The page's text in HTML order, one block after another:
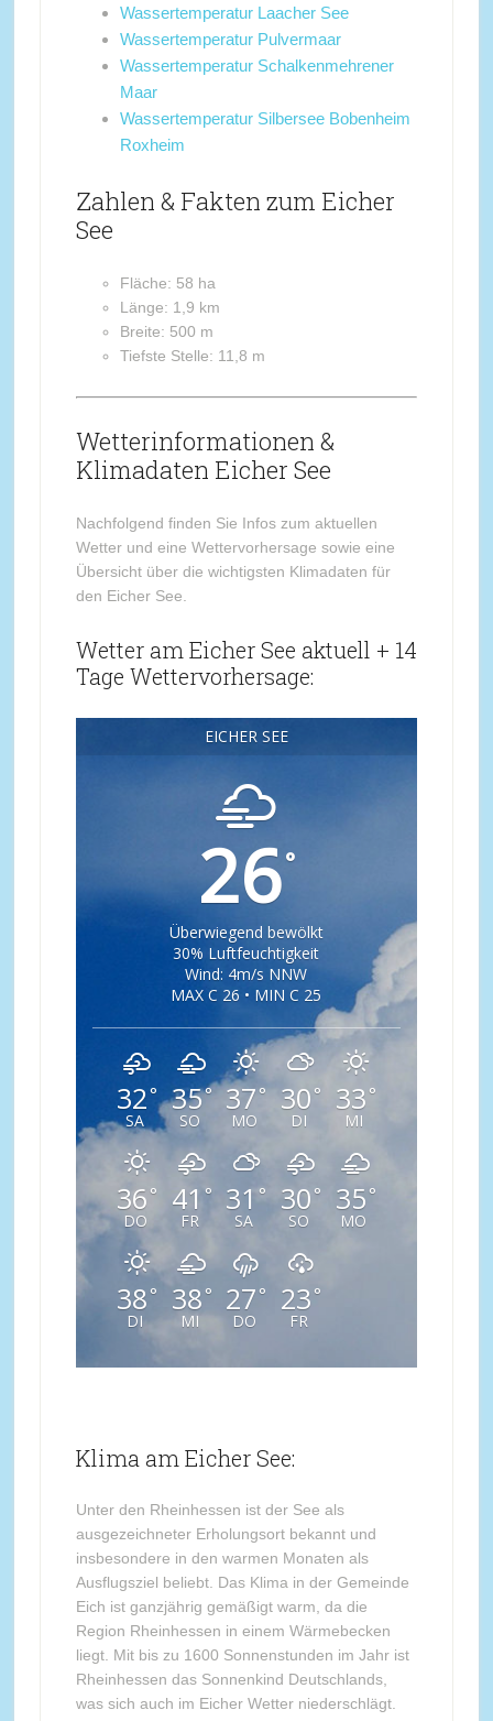
Wassertemperatur Laacher See
Wassertemperatur Pulvermaar
Wassertemperatur Schalkenmehrener
Maar
Wassertemperatur Silbersee Bobenheim
Roxheim
Zahlen & Fakten zum Eicher
See
Fläche: 58 ha
Länge: 1,9 km
Breite: 500 m
Tiefste Stelle: 11,8 m
Wetterinformationen &
Klimadaten Eicher See
Nachfolgend finden Sie Infos zum aktuellen
Wetter und eine Wettervorhersage sowie eine
Übersicht über die wichtigsten Klimadaten für
den Eicher See.
Wetter am Eicher See aktuell + 14
Tage Wettervorhersage:
EICHER SEE
26°
Überwiegend bewölkt
30% Luftfeuchtigkeit
Wind: 4m/s NNW
MAX C 26 • MIN C 25
32°
SA
35°
SO
37°
MO
30 °
DI
33 °
MI
36 °
DO
41 °
FR
31°
SA
30 °
SO
35 °
MO
38°
DI
38 °
MI
27 °
DO
23 °
FR
Klima am Eicher See:
Unter den Rheinhessen ist der See als
ausgezeichneter Erholungsort bekannt und
insbesondere in den warmen Monaten als
Ausflugsziel beliebt. Das Klima in der Gemeinde
Eich ist ganzjährig gemäßigt warm, da die
Region Rheinhessen in einem Wärmebecken
liegt. Mit bis zu 1600 Sonnenstunden im Jahr ist
Rheinhessen das Sonnenkind Deutschlands,
was sich auch im Eicher Wetter niederschlägt.